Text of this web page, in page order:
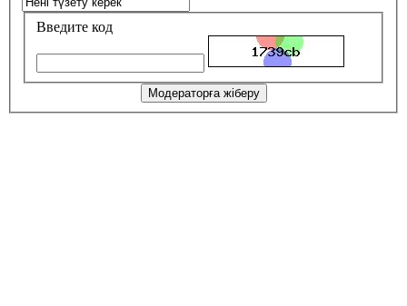
Введите код
Модераторға жіберу